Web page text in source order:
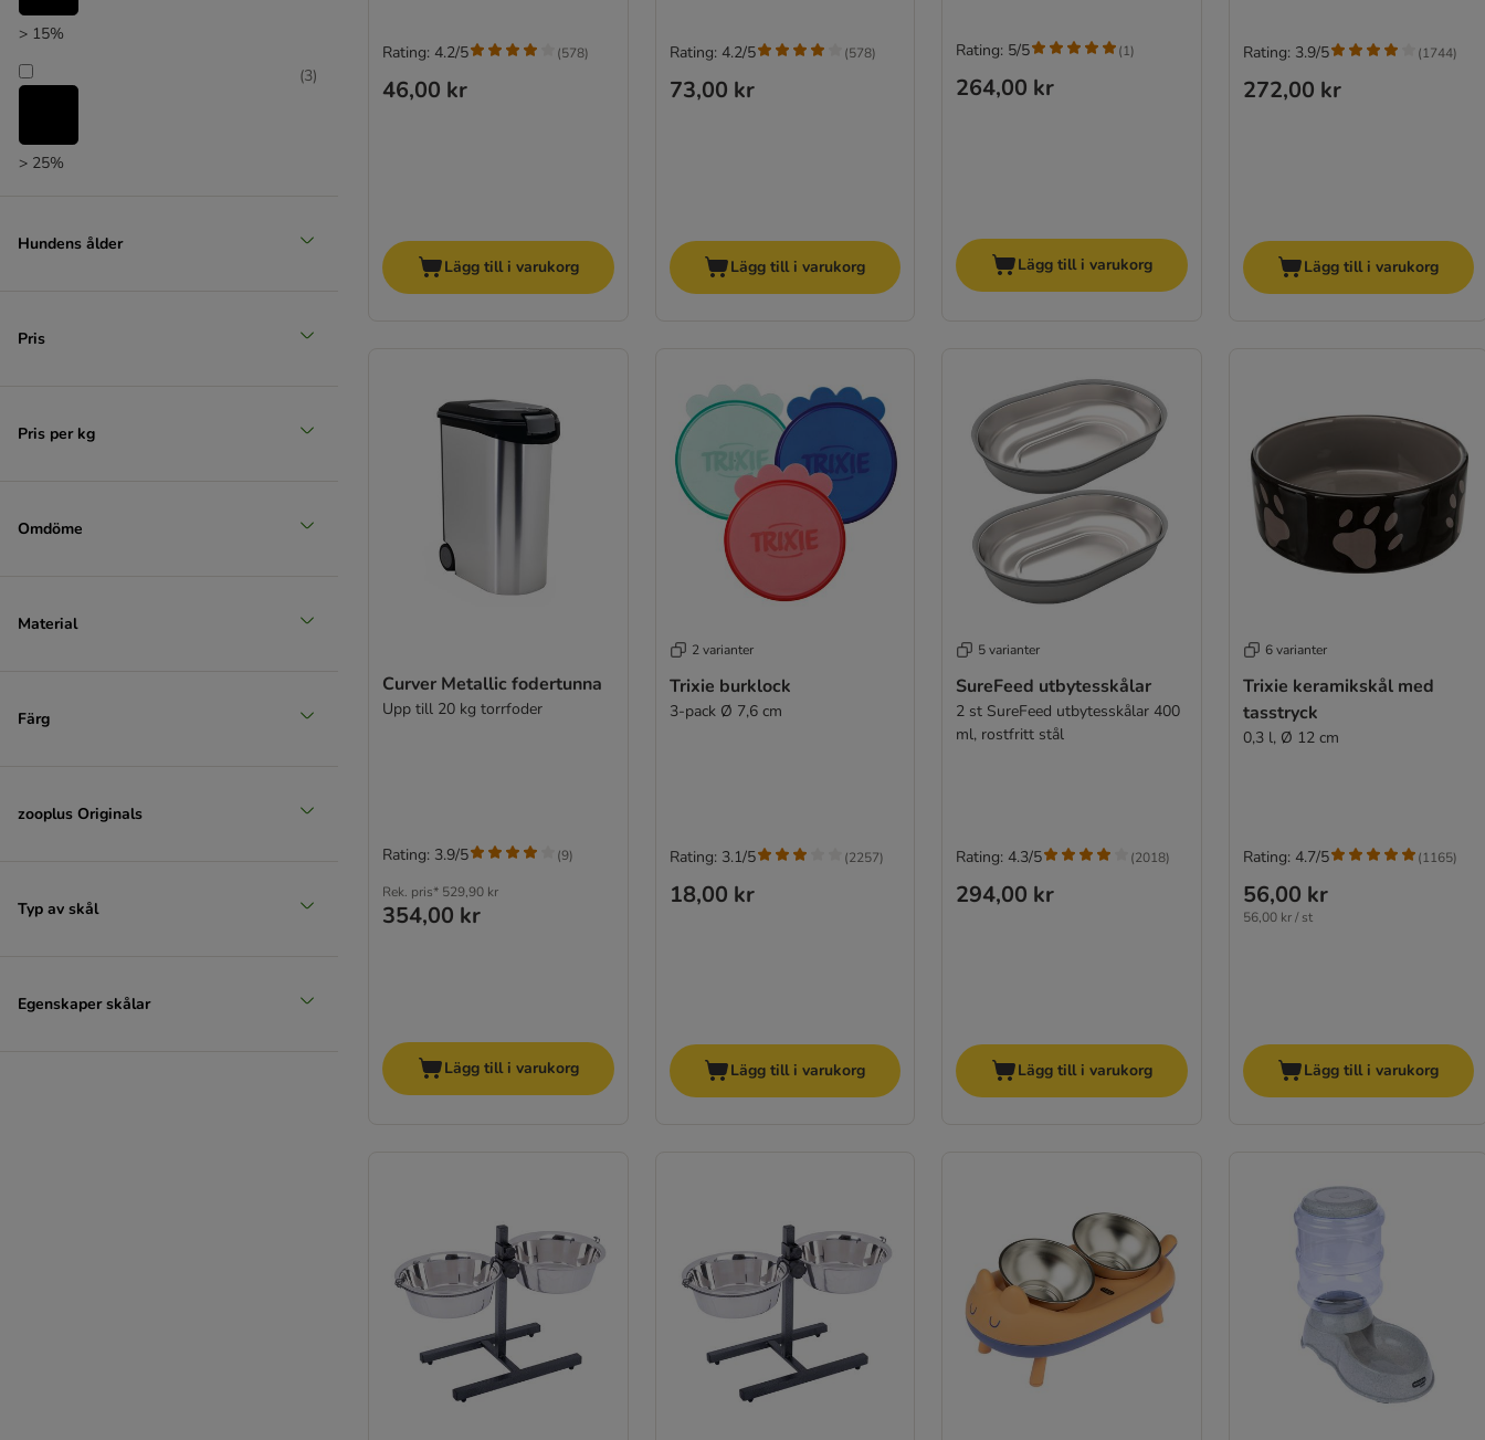
> 15%
> 25%
(3)
(2)
Hundens ålder
Pris
Pris per kg
Omdöme
Material
Färg
zooplus Originals
Typ av skål
Egenskaper skålar
46,00 kr
Rating: 4.2/5 (578)
Lägg till i varukorg
73,00 kr
Rating: 4.2/5 (578)
Lägg till i varukorg
264,00 kr
Rating: 5/5 (1)
Lägg till i varukorg
272,00 kr
Rating: 3.9/5 (1744)
Lägg till i varukorg
Curver Metallic fodertunna
Upp till 20 kg torrfoder
Rek. pris* 529,90 kr
354,00 kr
Rating: 3.9/5 (9)
Lägg till i varukorg
2 varianter
Trixie burklock
3-pack Ø 7,6 cm
18,00 kr
Rating: 3.1/5 (2257)
Lägg till i varukorg
5 varianter
SureFeed utbytesskålar
2 st SureFeed utbytesskålar 400
ml, rostfritt stål
294,00 kr
Rating: 4.3/5 (2018)
Lägg till i varukorg
6 varianter
Trixie keramikskål med
tasstryck
0,3 l, Ø 12 cm
56,00 kr
56,00 kr / st
Rating: 4.7/5 (1165)
Lägg till i varukorg